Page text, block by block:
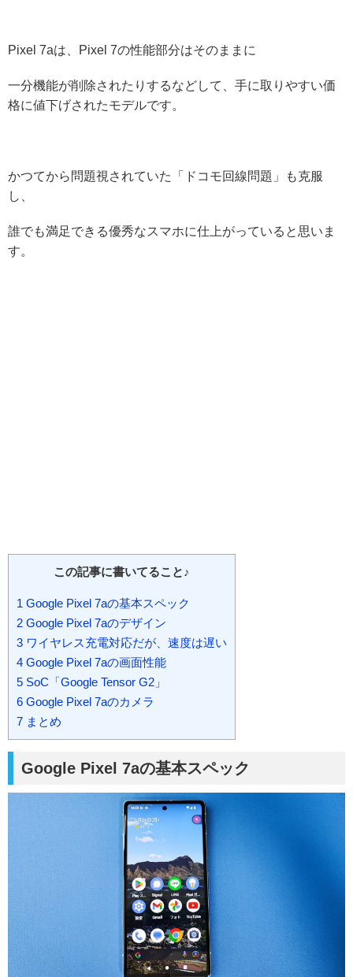
Pixel 7aは、Pixel 7の性能部分はそのままに
一分機能が削除されたりするなどして、手に取りやすい価
格に値下げされたモデルです。
かつてから問題視されていた「ドコモ回線問題」も克服
し、
誰でも満足できる優秀なスマホに仕上がっていると思いま
す。
この記事に書いてること♪
1 Google Pixel 7aの基本スペック
2 Google Pixel 7aのデザイン
3 ワイヤレス充電対応だが、速度は遅い
4 Google Pixel 7aの画面性能
5 SoC「Google Tensor G2」
6 Google Pixel 7aのカメラ
7 まとめ
Google Pixel 7aの基本スペック